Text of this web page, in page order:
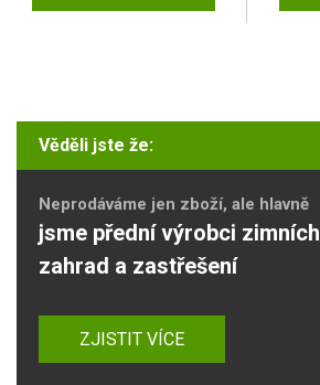
Věděli jste že:
Neprodáváme jen zboží, ale hlavně
jsme přední výrobci zimních
zahrad a zastřešení
ZJISTIT VÍCE